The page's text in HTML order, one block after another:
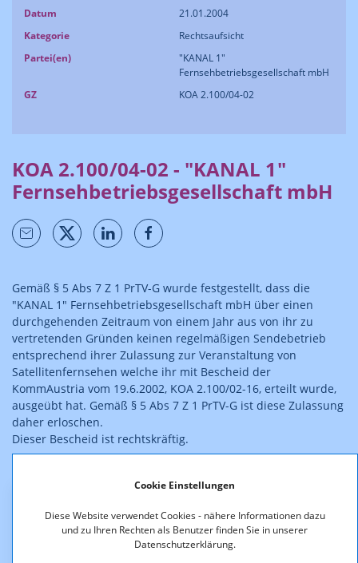
Cookie Einstellungen
Diese Website verwendet Cookies - nähere Informationen dazu
und zu Ihren Rechten als Benutzer finden Sie in unserer
Datenschutzerklärung.
Datum
21.01.2004
Kategorie
Rechtsaufsicht
Partei(en)
"KANAL 1"
Fernsehbetriebsgesellschaft mbH
GZ
KOA 2.100/04-02
KOA 2.100/04-02 - "KANAL 1"
Fernsehbetriebsgesellschaft mbH
Gemäß § 5 Abs 7 Z 1 PrTV-G wurde festgestellt, dass die
"KANAL 1" Fernsehbetriebsgesellschaft mbH über einen
durchgehenden Zeitraum von einem Jahr aus von ihr zu
vertretenden Gründen keinen regelmäßigen Sendebetrieb
entsprechend ihrer Zulassung zur Veranstaltung von
Satellitenfernsehen welche ihr mit Bescheid der
KommAustria vom 19.6.2002, KOA 2.100/02-16, erteilt wurde,
ausgeübt hat. Gemäß § 5 Abs 7 Z 1 PrTV-G ist diese Zulassung
daher erloschen.
Dieser Bescheid ist rechtskräftig.
Downloads
KOA_2.100-04-02_Erloeschen_Kanal1.pdf (pdf, 42,7